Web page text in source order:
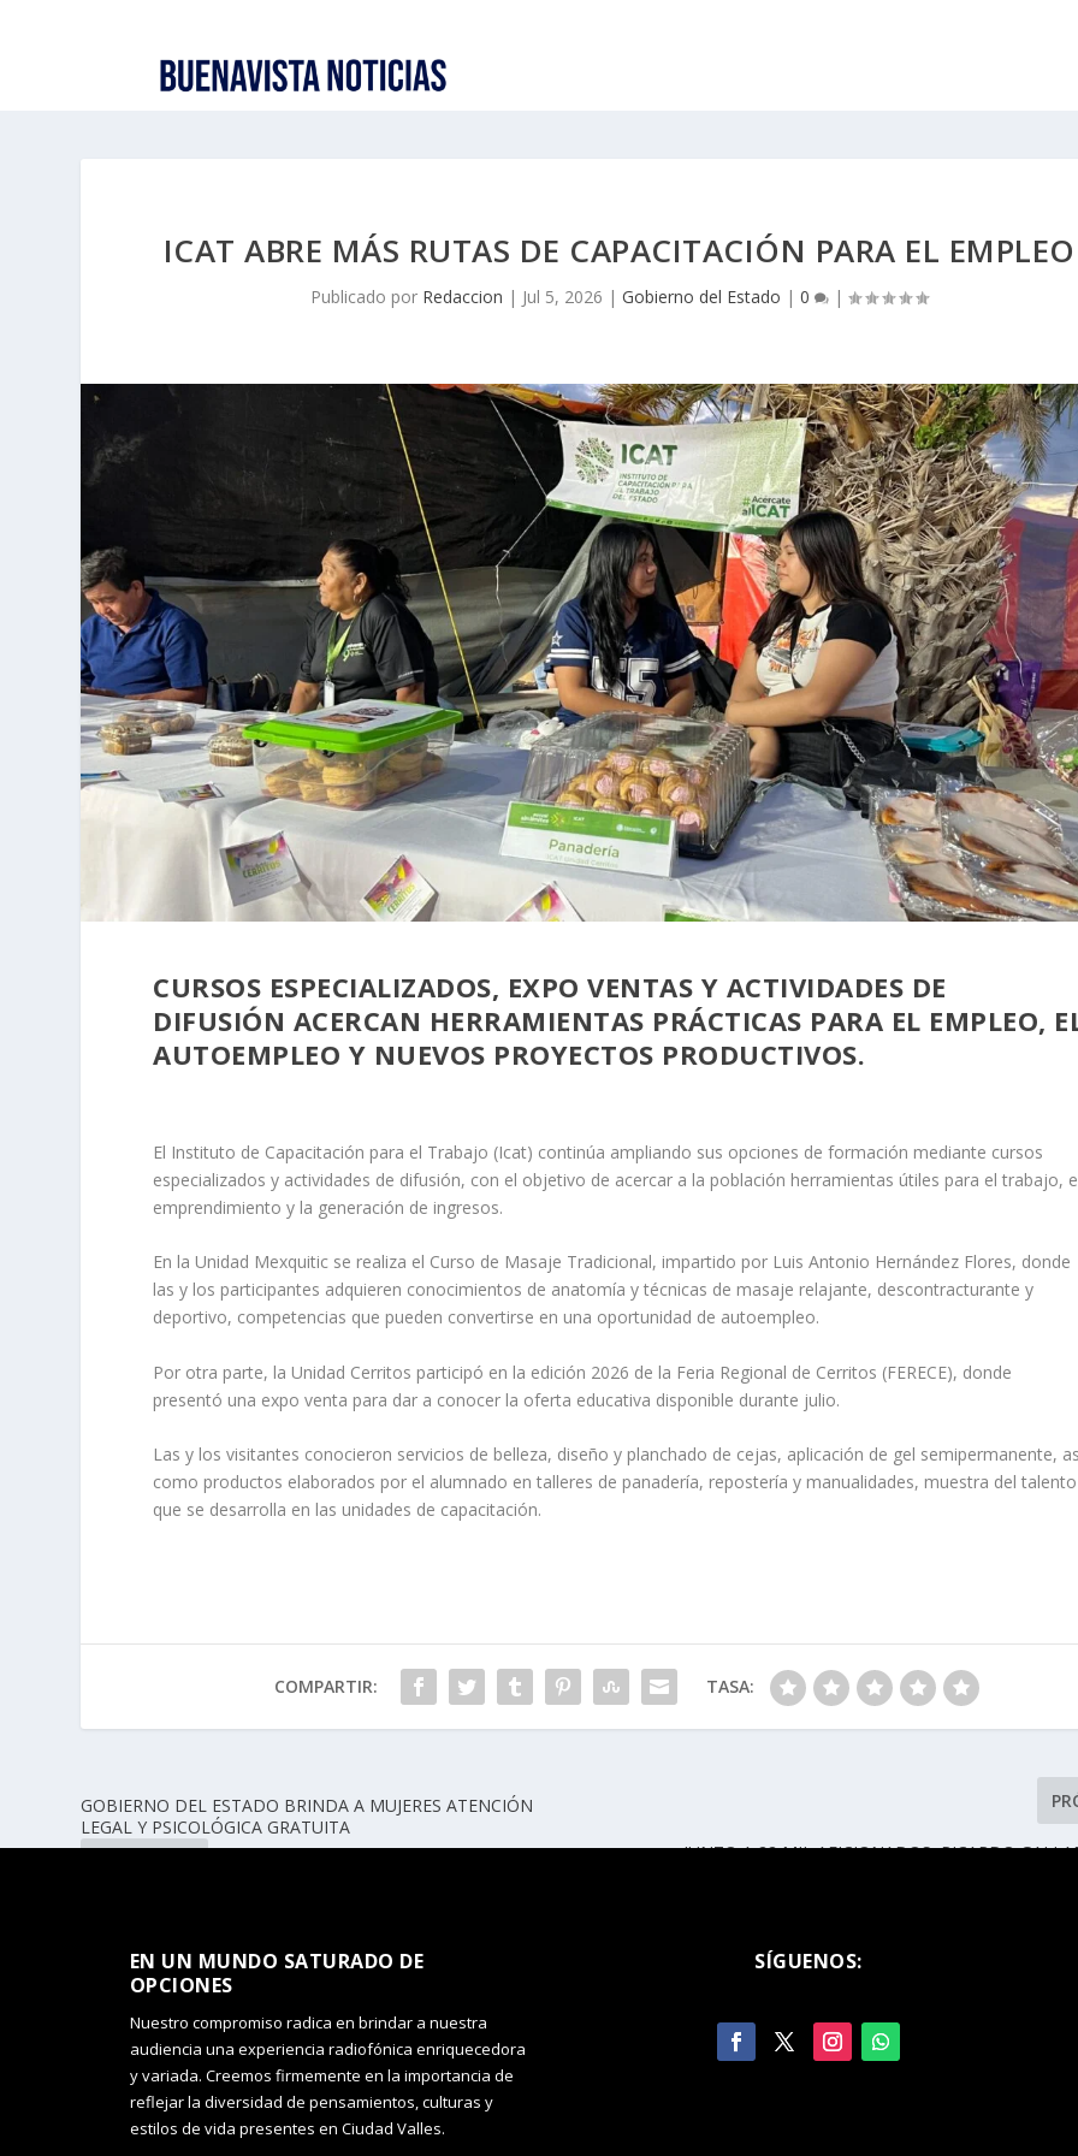
ICAT ABRE MÁS RUTAS DE CAPACITACIÓN PARA EL EMPLEO
Publicado por Redaccion | Jul 5, 2026 |Gobierno del Estado |0 |
CURSOS ESPECIALIZADOS, EXPO VENTAS Y ACTIVIDADES DE
DIFUSIÓN ACERCAN HERRAMIENTAS PRÁCTICAS PARA EL EMPLEO,
AUTOEMPLEO Y NUEVOS PROYECTOS PRODUCTIVOS.
El Instituto de Capacitación para el Trabajo (Icat) continúa ampliando sus opciones de formación mediante cursos
especializados y actividades de difusión, con el objetivo de acercar a la población herramientas útiles para el trabajo,
emprendimiento y la generación de ingresos.
En la Unidad Mexquitic se realiza el Curso de Masaje Tradicional, impartido por Luis Antonio Hernández Flores, donde
las y los participantes adquieren conocimientos de anatomía y técnicas de masaje relajante, descontracturante y
deportivo, competencias que pueden convertirse en una oportunidad de autoempleo.
Por otra parte, la Unidad Cerritos participó en la edición 2026 de la Feria Regional de Cerritos (FERECE), donde
presentó una expo venta para dar a conocer la oferta educativa disponible durante julio.
Las y los visitantes conocieron servicios de belleza, diseño y planchado de cejas, aplicación de gel semipermanente,
como productos elaborados por el alumnado en talleres de panadería, repostería y manualidades, muestra del talento
que se desarrolla en las unidades de capacitación.
COMPARTIR: TASA:
GOBIERNO DEL ESTADO BRINDA A MUJERES ATENCIÓN
LEGAL Y PSICOLÓGICA GRATUITA
JUNTO A 22 MIL AFICIONADOS, RICARDO
EN UN MUNDO SATURADO DE
OPCIONES​
Nuestro compromiso radica en brindar a nuestra
audiencia una experiencia radiofónica enriquecedora
y variada. Creemos firmemente en la importancia de
reflejar la diversidad de pensamientos, culturas y
estilos de vida presentes en Ciudad Valles.
SÍGUENOS: